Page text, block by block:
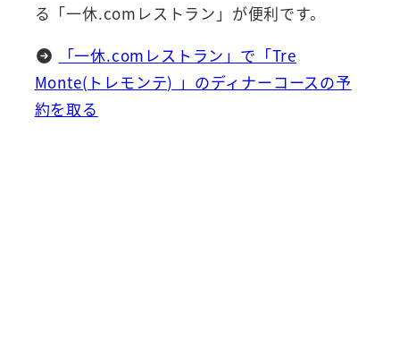
る「一休.comレストラン」が便利です。
「一休.comレストラン」で「Tre
Monte(トレモンテ) 」のディナーコースの予
約を取る